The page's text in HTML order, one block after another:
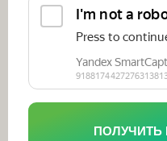
ПОЛУЧИТЬ